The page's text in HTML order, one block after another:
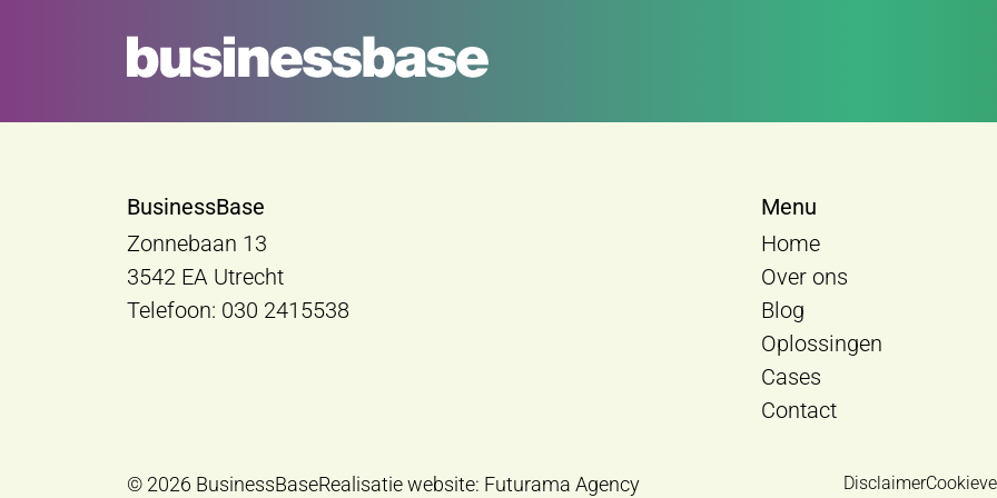
BusinessBase
Zonnebaan 13
3542 EA Utrecht
Telefoon: 030 2415538
Menu
Home
Over ons
Blog
Oplossingen
Cases
Contact
Disclaimer
© 2026 BusinessBaseRealisatie website: Futurama Agency